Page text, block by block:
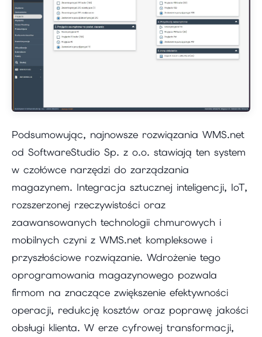
Podsumowując, najnowsze rozwiązania WMS.net
od SoftwareStudio Sp. z o.o. stawiają ten system
w czołówce narzędzi do zarządzania
magazynem. Integracja sztucznej inteligencji, IoT,
rozszerzonej rzeczywistości oraz
zaawansowanych technologii chmurowych i
mobilnych czyni z WMS.net kompleksowe i
przyszłościowe rozwiązanie. Wdrożenie tego
oprogramowania magazynowego pozwala
firmom na znaczące zwiększenie efektywności
operacji, redukcję kosztów oraz poprawę jakości
obsługi klienta. W erze cyfrowej transformacji,